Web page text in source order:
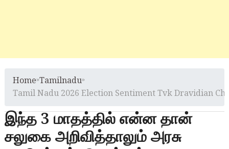
Home»Tamilnadu»
Tamil Nadu 2026 Election Sentiment Tvk Dravidian
இந்த 3 மாதத்தில் என்ன தான்
சலுகை அறிவித்தாலும் அரசு